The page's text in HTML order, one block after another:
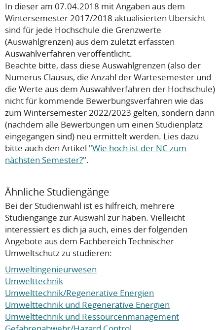
In dieser am 07.04.2018 mit Angaben aus dem
Wintersemester 2017/2018 aktualisierten Übersicht
sind für jede Hochschule die Grenzwerte
(Auswahlgrenzen) aus dem zuletzt erfassten
Auswahlverfahren veröffentlicht.
Beachte bitte, dass diese Auswahlgrenzen (also der
Numerus Clausus, die Anzahl der Wartesemester und
die Werte aus dem Auswahlverfahren der Hochschule)
nichtfür kommende Bewerbungsverfahren wie das
zum Wintersemester 2022/2023 gelten, sondern dann
(nachdem alle Bewerbungen um einen Studienplatz
eingegangen sind) neu ermittelt werden. Lies dazu
bitte auch den Artikel "Wie hoch ist der NC zum
nächsten Semester?".
Ähnliche Studiengänge
Bei der Studienwahl ist es hilfreich, mehrere
Studiengänge zur Auswahl zur haben. Vielleicht
interessiert es dich ja auch, eines der folgenden
Angebote aus dem Fachbereich Technischer
Umweltschutz zu studieren:
Umweltingenieurwesen
Umwelttechnik
Umwelttechnik/Regenerative Energien
Umwelttechnik und Regenerative Energien
Umwelttechnik und Ressourcenmanagement